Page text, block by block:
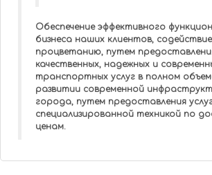
Обеспечение эффективного
бизнеса наших клиентов,
процветанию, путем
качественных, надежных и
транспортных услуг в полном
развитии современной
города, путем предоставления
специализированной техникой по
ценам.